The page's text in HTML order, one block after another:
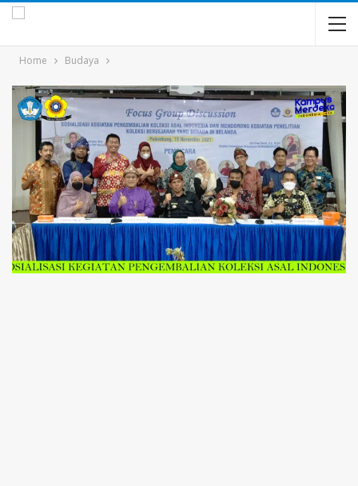
Home Budaya